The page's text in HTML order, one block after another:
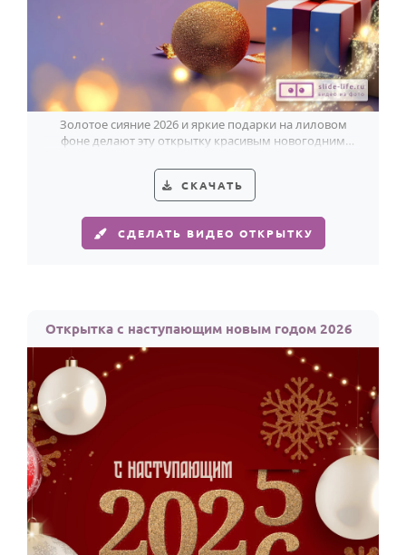
Золотое сияние 2026 и яркие подарки на лиловом
фоне делают эту открытку красивым новогодним
СКАЧАТЬ
СДЕЛАТЬ ВИДЕО ОТКРЫТКУ
Открытка с наступающим новым годом 2026